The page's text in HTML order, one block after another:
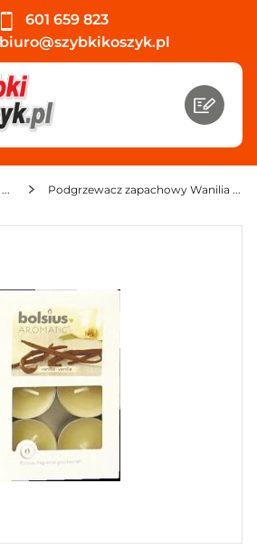
601 659 823
biuro@szybkikoszyk.pl
Świece i kadzidła Podgrzewacz zapachowy Wanilia Bolsius (6 sztuk)